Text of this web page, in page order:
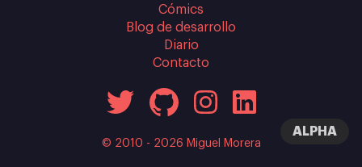
Cómics
Blog de desarrollo
Diario
Contacto
© 2010 - 2026 Miguel Morera
ALPHA